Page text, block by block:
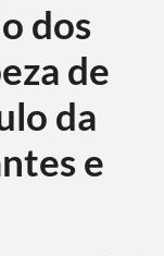
dos
de
da
e